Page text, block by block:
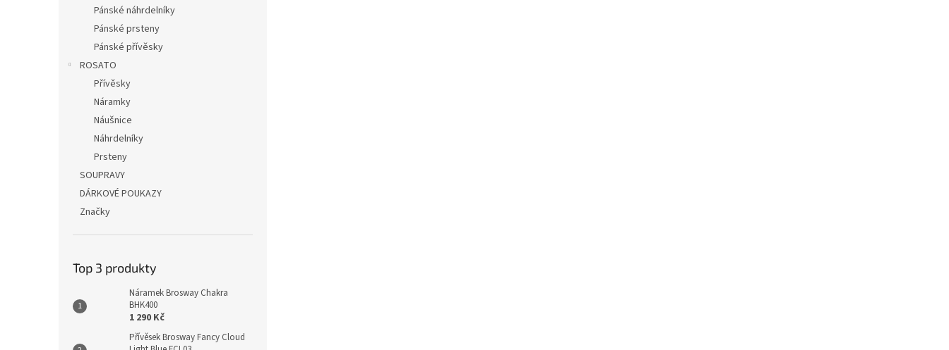
Pánské náhrdelníky
Pánské prsteny
Pánské přívěsky
ROSATO
Přívěsky
Náramky
Náušnice
Náhrdelníky
Prsteny
SOUPRAVY
DÁRKOVÉ POUKAZY
Značky
Top 3 produkty
Náramek Brosway Chakra
BHK400
1 290 Kč
Přívěsek Brosway Fancy Cloud